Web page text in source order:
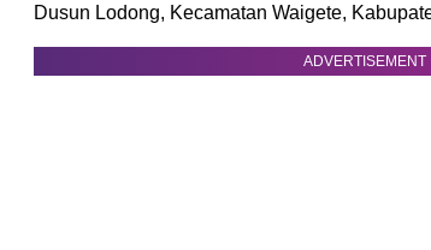
Dusun Lodong, Kecamatan Waigete,
ADVERTISEMENT